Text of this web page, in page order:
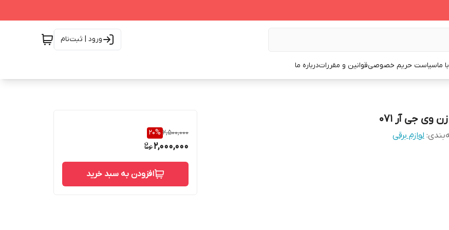
ورود | ثبت‌نام
ماسیاست حریم خصوصیقوانین و مقرراتدرباره ما
وی جی آر ۰۷۱
: لوازم برقی 2,500,000
20%
2,000,000
افزودن به سبد خرید